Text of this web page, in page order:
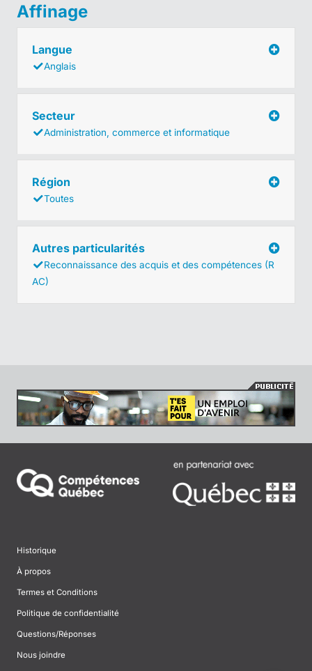
Affinage
Langue
Anglais
Secteur
Administration, commerce et informatique
Région
Toutes
Autres particularités
Reconnaissance des acquis et des compétences (R
AC)
Historique
À propos
Termes et Conditions
Politique de confidentialité
Questions/Réponses
Nous joindre